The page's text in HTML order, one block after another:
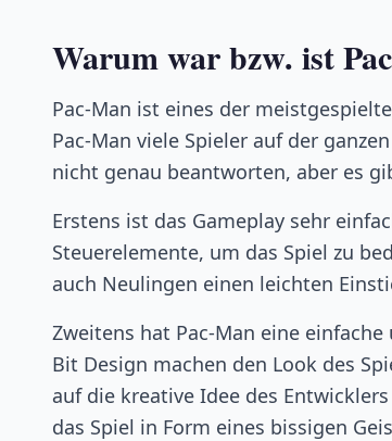
Warum war bzw. ist
Pac-Man ist eines der
Pac-Man viele Spieler auf der
nicht genau beantworten, aber es
Erstens ist das Gameplay sehr
Steuerelemente, um das Spiel zu
auch Neulingen einen leichten
Zweitens hat Pac-Man eine
Bit Design machen den Look des
auf die kreative Idee des
das Spiel in Form eines bissigen